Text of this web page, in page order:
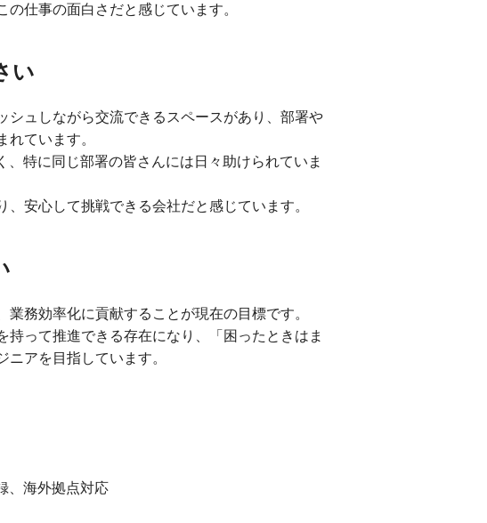
仕事の面白さだと感じています。
い
シュしながら交流できるスペースがあり、部署や
れています。
特に同じ部署の皆さんには日々助けられていま
安心して挑戦できる会社だと感じています。
務効率化に貢献することが現在の目標です。
って推進できる存在になり、「困ったときはま
アを目指しています。
、海外拠点対応